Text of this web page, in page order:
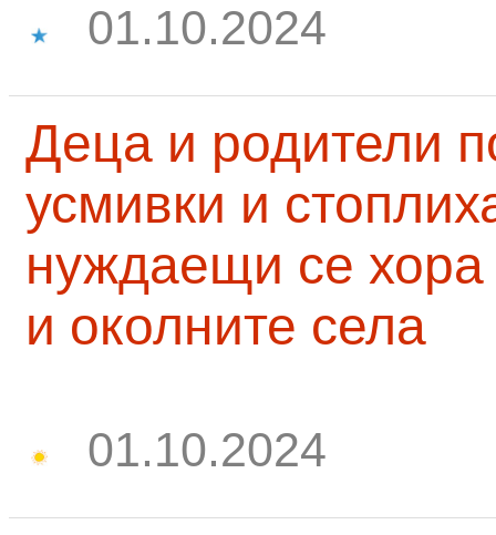
01.10.2024
Деца и родители
усмивки и
нуждаещи се
и околните села
01.10.2024